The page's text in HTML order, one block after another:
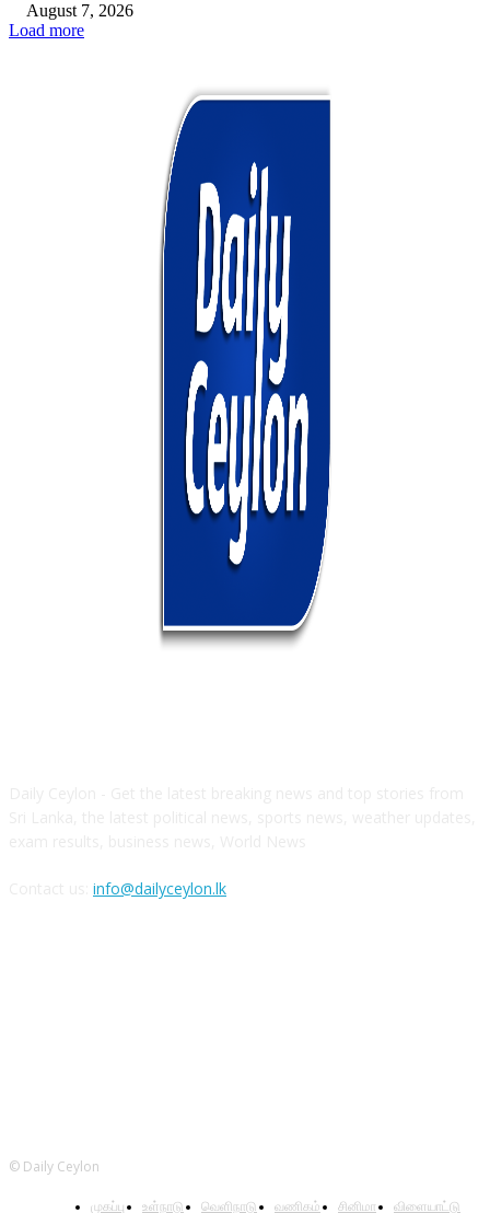
August 7, 2026
Load more
info@dailyceylon.lk
© Daily Ceylon
முகப்பு உள்நாடு வெளிநாடு வணிகம் சினிமா விளையாட்டு